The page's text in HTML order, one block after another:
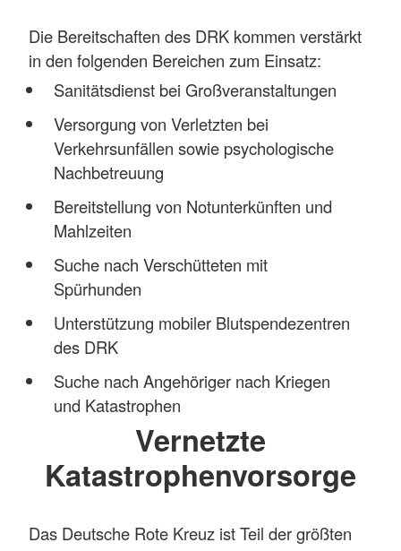
Die Bereitschaften des DRK kommen verstärkt
in den folgenden Bereichen zum Einsatz:
Sanitätsdienst bei Großveranstaltungen
Versorgung von Verletzten bei
Verkehrsunfällen sowie psychologische
Nachbetreuung
Bereitstellung von Notunterkünften und
Mahlzeiten
Suche nach Verschütteten mit
Spürhunden
Unterstützung mobiler Blutspendezentren
des DRK
Suche nach Angehöriger nach Kriegen
und Katastrophen
Vernetzte
Katastrophenvorsorge
Das Deutsche Rote Kreuz ist Teil der größten